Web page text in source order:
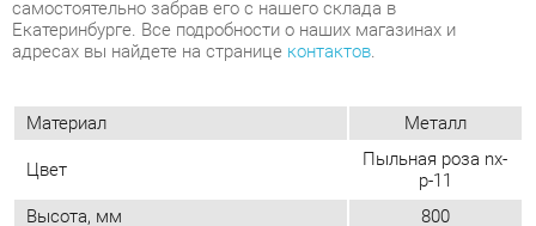
Цвет Пыльная роза nx-
p-11
Высота, мм
Глубина, мм
530
Вес упаковок, кг
7
Объем упаковок, м3
0.3